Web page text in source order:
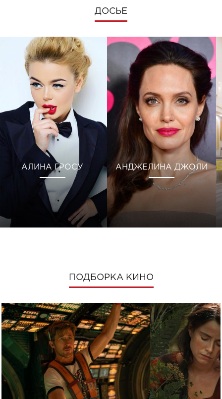
ДОСЬЕ
АЛИНА ГРОСУ АНДЖЕЛИНА ДЖОЛИ
ПОДБОРКА КИНО